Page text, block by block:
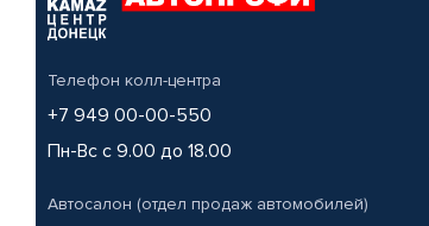
Телефон колл-центра
+7 949 00-00-550
Пн-Вс с 9.00 до 18.00
Автосалон (отдел продаж автомобилей)